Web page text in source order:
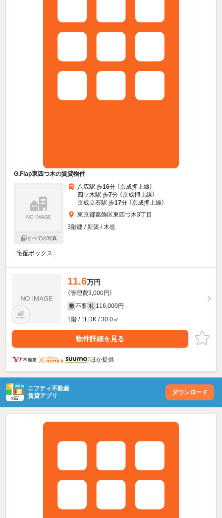
G.Flap東四つ木の賃貸物件
すべての写真
八広駅 歩16分 （京成押上線）
四ツ木駅 歩7分 （京成押上線）
京成立石駅 歩17分 （京成押上線）
東京都葛飾区東四つ木3丁目
3階建 / 新築 / 木造
宅配ボックス
11.6万円
（管理費3,000円）
敷 不要 礼 116,000円
1階 / 1LDK / 30.0㎡
物件詳細を見る
ほか提供
ニフティ不動産
賃貸アプリ
ダウンロード